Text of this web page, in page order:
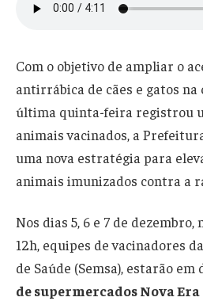
Com o objetivo de ampliar o
antirrábica de cães e gatos na
última quinta-feira registrou
animais vacinados, a
uma nova estratégia para
animais imunizados contra a
Nos dias 5, 6 e 7 de
12h, equipes de vacinadores
de Saúde (Semsa), estarão em
de supermercados Nova Era